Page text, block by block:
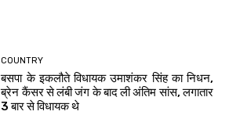
COUNTRY
बसपा के इकलौते विधायक उमाशंकर सिंह का निधन,
ब्रेन कैंसर से लंबी जंग के बाद ली अंतिम सांस, लगातार
3 बार से विधायक थे